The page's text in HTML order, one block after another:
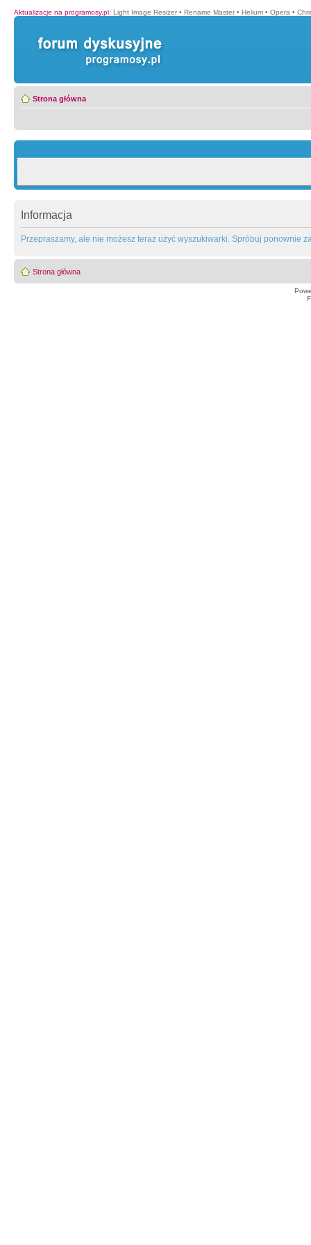
Aktualizacje na programosy.pl: Light Image Resizer • Rename Master • Helium • Opera •
Strona główna
Informacja
Przepraszamy, ale nie możesz teraz użyć wyszukiwarki. Spróbuj ponownie
Strona główna